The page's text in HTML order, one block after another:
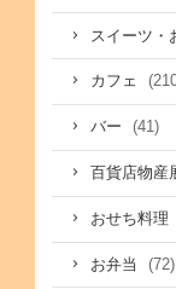
スイーツ・
カフェ
バー (41)
百貨店物産
おせち料理
お弁当 (72)